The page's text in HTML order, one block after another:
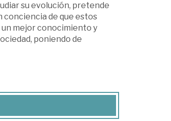
su evolución, pretende
conciencia de que estos
mejor conocimiento y
poniendo de